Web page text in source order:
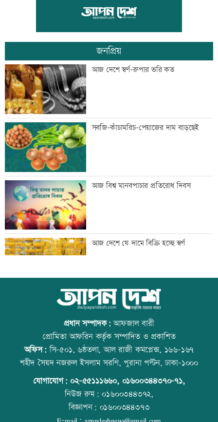
ভিসা নিয়ে প্রতারণা, ভারতীয় হাইকমিশনের
সতর্কবার্তা
জুলাইয়ে সড়কে ঝরেছে ৪১৬ প্রাণ
জুলাই স্মৃতি জাদুঘর উন্মুক্ত, প্রথম দিনেই
উপচে পড়া ভিড়
জোড়া গোলে মেসির নতুন রেকর্ড
ঢাকার চারপাশের নদীদূষণ রোধে
কর্মপরিকল্পনার নির্দেশ
গণভোটের রায় বাস্তবায়নে ১১ দলের লংমার্চের
ঘোষণা
এসবিএসি ব্যাংকের কর্পোরেট পরিচালকের
শেয়ার বিক্রির ঘোষণা
পোলট্রি মুরগির মাংসে মাত্রাতিরিক্ত
জনপ্রিয়
আজ দেশে স্বর্ণ-রুপার ভরি কত
সবজি-কাঁচামরিচ-পেয়াজের দাম বাড়ছেই
আজ বিশ্ব মানবপাচার প্রতিরোধ দিবস
আজ দেশে যে দামে বিক্রি হচ্ছে স্বর্ণ
আজ বিশ্ব বন্ধু দিবস
প্রতিমন্ত্রীকে ঘিরে ভাইরাল ভিডিওতে ছবি
জুড়ে অপপ্রচার: এলিন
বিশ্ব মাতৃদুগ্ধ দিবস আজ
প্রধান সম্পাদক:আফজাল বারী
প্রোমিতা আফরিন কর্তৃক সম্পাদিত ও প্রকাশিত
অফিস:সি-৫০১, ৬ষ্ঠতলা, আল রাজী কমপ্লেক্স, ১৬৬-১৬৭
শহীদ সৈয়দ নজরুল ইসলাম সরণি, পুরানা পল্টন, ঢাকা-১০০০
যোগাযোগ: ০২-৫৫১১১৬৬০, ০১৬০০৩৪৪৩৭০-৭১,
নিউজ রুম:০১৬০০৩৪৪৩৭২,
বিজ্ঞাপন: ০১৬০০৩৪৪৩৭৩